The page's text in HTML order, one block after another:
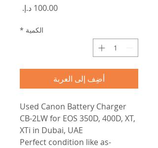
الكمية *
أضِف إلى العربة
Used Canon Battery Charger
CB-2LW for EOS 350D, 400D, XT,
XTi in Dubai, UAE
-Perfect condition like as